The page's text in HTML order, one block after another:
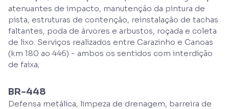
atenuantes de impacto, manutenção da pintura de
pista, estruturas de contenção, reinstalação de tachas
faltantes, poda de árvores e arbustos, roçada e coleta
de lixo. Serviços realizados entre Carazinho e Canoas
(km 180 ao 446) - ambos os sentidos com interdição
de faixa;
BR-448
Defensa metálica, limpeza de drenagem, barreira de